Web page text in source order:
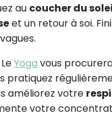
au coucher du
et un retour à soi.
Yoga vous
pratiquez
améliorez votre
votre